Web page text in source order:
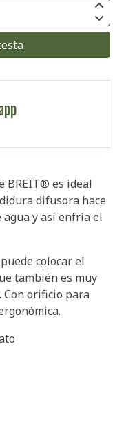
BREIT® es ideal
difusora hace
agua y así enfría el
colocar el
también es muy
Con orificio para